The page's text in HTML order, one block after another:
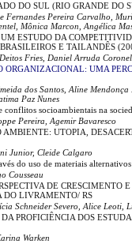
DO SUL (RIO GRANDE DO
Fernandes Pereira Carvalho,
Mônica Marcon, Angélica
ESTUDO DA
E TAILANDÊS
Fries, Daniel Arruda Coronel
ORGANIZACIONAL: UMA
dos Santos, Aline
Paz Nunes
conflitos socioambientais na
Pereira, Agemir Bavaresco
UTOPIA,
Junior, Cleide Calgaro
do uso de materiais alternativos
Cousseau
DE CRESCIMENTO
DO LIVRAMENTO/ RS
Schneider Severo, Alice Leoti,
PROFICIÊNCIA DOS
Warken